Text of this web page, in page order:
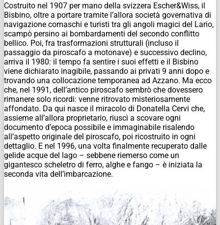
Costruito nel 1907 per mano della svizzera Escher&Wiss, il
Bisbino, oltre a portare tramite l’allora società governativa di
navigazione comaschi e turisti tra gli angoli magici del Lario,
scampò persino ai bombardamenti del secondo conflitto
bellico. Poi, fra trasformazioni strutturali (incluso il
passaggio da piroscafo a motonave) e successivo declino,
arriva il 1980: il tempo fa sentire i suoi effetti e il Bisbino
viene dichiarato inagibile, passando ai privati 9 anni dopo e
trovando una collocazione temporanea ad Azzano. Ma ecco
che, nel 1991, dell’antico piroscafo sembrò che dovessero
rimanere solo ricordi: venne ritrovato misteriosamente
affondato. Da qui nasce il miracolo di Donatella Cervi che,
assieme all’allora proprietario, riuscì a scovare ogni
documento d’epoca possibile e immaginabile risalendo
all’aspetto originale del piroscafo, poi ricostruito in ogni
dettaglio. E nel 1996, una volta finalmente recuperato dalle
gelide acque del lago – sebbene riemerso come un
gigantesco scheletro di ferro, alghe e fango – è iniziata la
seconda vita dell’imbarcazione.